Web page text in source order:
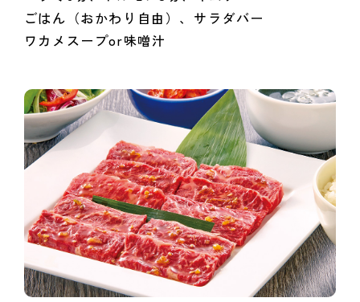
ごはん（おかわり自由）、サラダバー
ワカメスープor味噌汁